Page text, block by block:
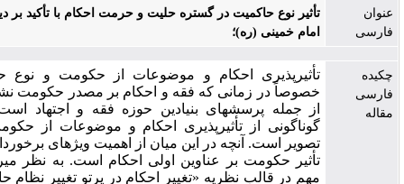
تأثیر نوع حاکمیت در گستره حلیت و حرمت احکام با تأکید بر دیدگاه‏های
امام خمینی (ره)؛
تأثیرپذیری احکام و موضوعات از حکومت و نوع حاکمیت،
خصوصاً در زمانی که فقه و احکام بر مصدر حکومت نشسته‏اند،
از جمله پرسش‏های بنیادین حوزه فقه و اجتهاد است. انحای
گوناگونی از تأثیرپذیری احکام و موضوعات از حکومت قابل
تصویر است. آنچه در این میان از اهمیت ویژه‏ای برخوردار است،
تأثیر حکومت بر عناوین اولی احکام است. به نظر می‏رسد این
مهم در قالب نظریه «تغییر احکام در پرتو تغییر نظام حاکم» که